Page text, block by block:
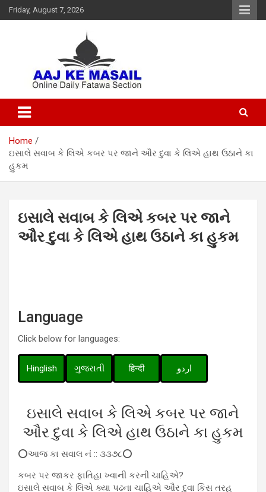
Friday, August 7, 2026
Aaj Ke Masail
Home
ઇસાલે સવાબ કે લિએ કબર પર જાને ઔર દુવા કે લિએ હાથ ઉઠાને કા
હુકમ
ઇસાલે સવાબ કે લિએ કબર પર જાને
ઔર દુવા કે લિએ હાથ ઉઠાને કા હુકમ
Language
Click below for languages:
Hinglish ગુજરાતી हिन्दी اردو
ઇસાલે સવાબ કે લિએ કબર પર જાને
ઔર દુવા કે લિએ હાથ ઉઠાને કા હુકમ
⭕આજ કા સવાલ નં :: ૩૩૭૮⭕
કબર પર જાકર ફાતિહા ખ્વાની કરની ચાહિએ?
ઇસાલે સવાબ કે લિએ ક્યા પઢના ચાહિએ ઔર દુવા કિસ તરહ